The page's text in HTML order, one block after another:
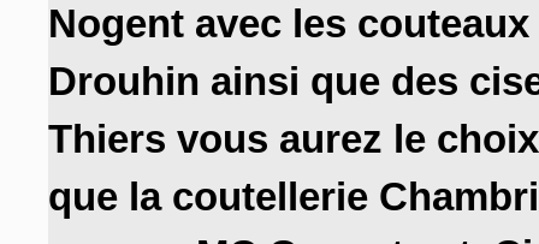
Nogent avec les
Drouhin ainsi que des
Thiers vous aurez le
que la coutellerie